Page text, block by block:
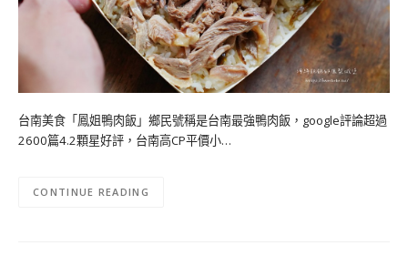
台南美食「鳳姐鴨肉飯」鄉民號稱是台南最強鴨肉飯，google評論超過
2600篇4.2顆星好評，台南高CP平價小…
CONTINUE READING